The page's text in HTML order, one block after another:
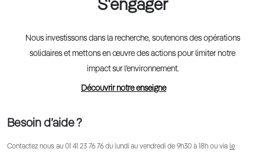
S'engager
Nous investissons dans la recherche, soutenons des opérations
solidaires et mettons en œuvre des actions pour limiter notre
impact sur l’environnement.
Découvrir notre enseigne
Besoin d’aide ?
Contactez nous au 01 41 23 76 76 du lundi au vendredi de 9h30 à 18h ou via le